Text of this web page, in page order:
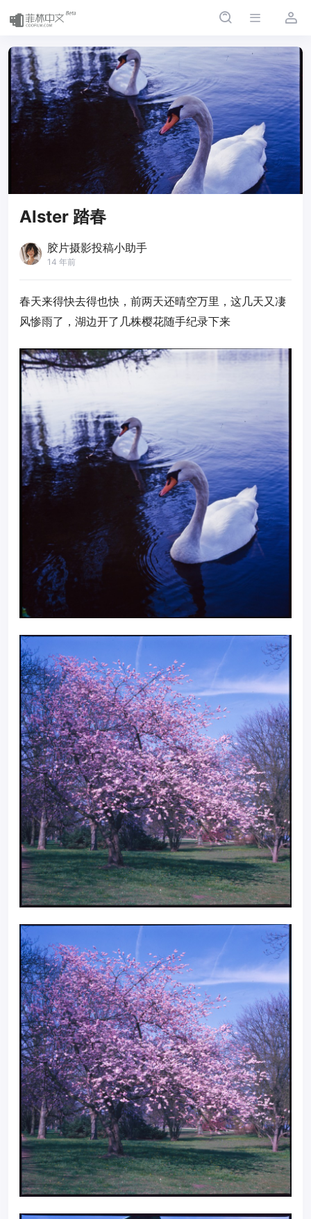
Alster 踏春
胶片摄影投稿小助手
14 年前
春天来得快去得也快，前两天还晴空万里，这几天又凄
风惨雨了，湖边开了几株樱花随手纪录下来